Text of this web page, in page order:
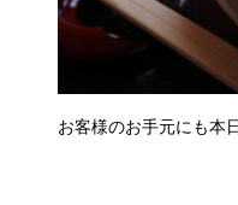
お客様のお手元にも本